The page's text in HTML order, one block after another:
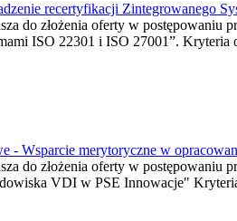
recertyfikacji Zintegrowanego
do złożenia oferty w
ISO 22301 i ISO 27001”.
- Wsparcie merytoryczne w
do złożenia oferty w
VDI w PSE Innowacje"